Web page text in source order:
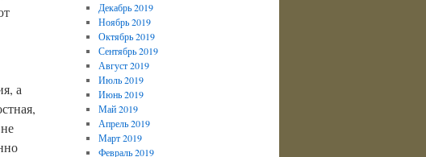
а
Декабрь 2019
Ноябрь 2019
Октябрь 2019
Сентябрь 2019
Август 2019
Июль 2019
Июнь 2019
Май 2019
Апрель 2019
Март 2019
Февраль 2019